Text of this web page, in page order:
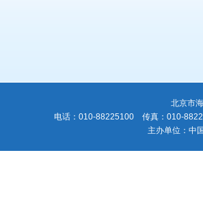
北京市
电话：010-88225100 传真：010-
主办单位：中